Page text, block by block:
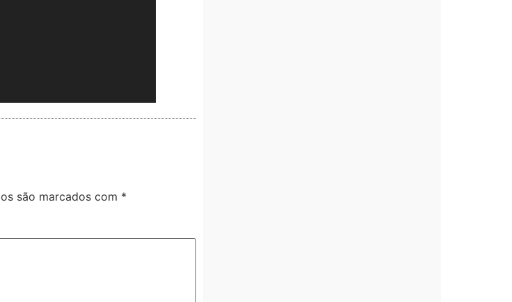
são marcados com *